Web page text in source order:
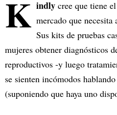
K indly cree que tiene
mercado que necesita
Sus kits de pruebas
mujeres obtener diagnósticos
reproductivos -y luego
se sienten incómodos
(suponiendo que haya uno